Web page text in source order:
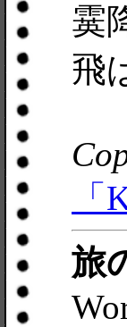
霙
飛
旅